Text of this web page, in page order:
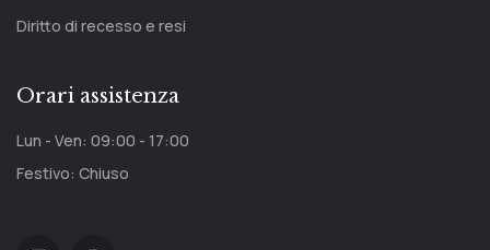
Diritto di recesso e resi
Orari assistenza
Lun - Ven: 09:00 - 17:00
Festivo: Chiuso